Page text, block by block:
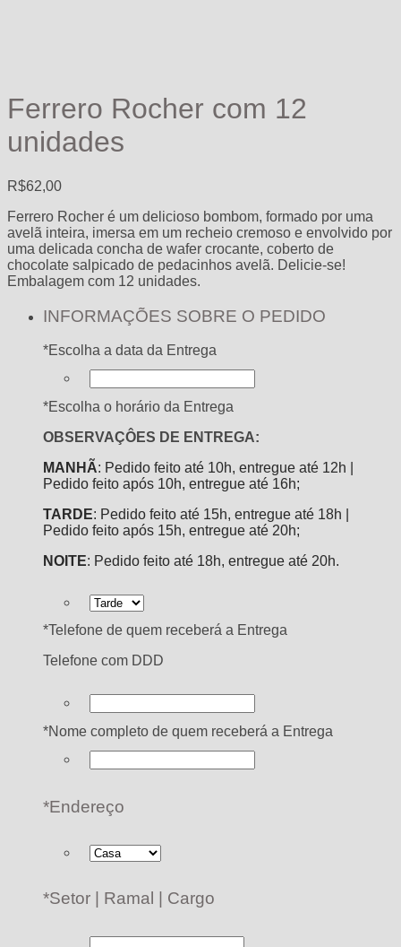
Ferrero Rocher com 12
unidades
R$62,00
Ferrero Rocher é um delicioso bombom, formado por uma
avelã inteira, imersa em um recheio cremoso e envolvido por
uma delicada concha de wafer crocante, coberto de
chocolate salpicado de pedacinhos avelã. Delicie-se!
Embalagem com 12 unidades.
INFORMAÇÕES SOBRE O PEDIDO
*Escolha a data da Entrega
*Escolha o horário da Entrega
OBSERVAÇÔES DE ENTREGA:
MANHÃ: Pedido feito até 10h, entregue até 12h |
Pedido feito após 10h, entregue até 16h;
TARDE: Pedido feito até 15h, entregue até 18h |
Pedido feito após 15h, entregue até 20h;
NOITE: Pedido feito até 18h, entregue até 20h.
*Telefone de quem receberá a Entrega
Telefone com DDD
*Nome completo de quem receberá a Entrega
*Endereço
*Setor | Ramal | Cargo